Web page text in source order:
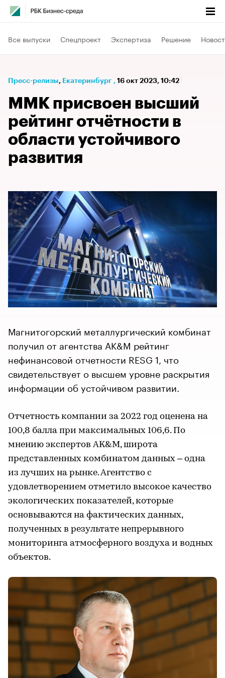
Все выпуски Спецпроект Экспертиза Решение
Пресс-релизы⁠, Екатеринбург , 16 окт 2023, 10:42
ММК присвоен высший
рейтинг отчётности в
области устойчивого
развития
Магнитогорский металлургический комбинат
получил от агентства AK&M рейтинг
нефинансовой отчетности RESG 1, что
свидетельствует о высшем уровне раскрытия
информации об устойчивом развитии.
Отчетность компании за 2022 год оценена на
100,8 балла при максимальных 106,6. По
мнению экспертов AK&M, широта
представленных комбинатом данных – одна
из лучших на рынке. Агентство с
удовлетворением отметило высокое качество
экологических показателей, которые
основываются на фактических данных,
полученных в результате непрерывного
мониторинга атмосферного воздуха и водных
объектов.